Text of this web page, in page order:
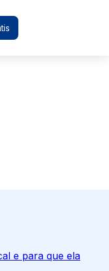
e para que ela